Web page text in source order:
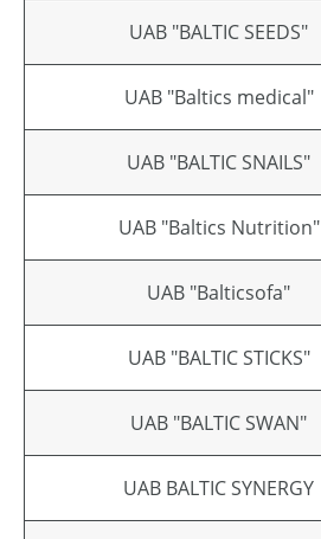
UAB "BALTIC SEEDS"
UAB "Baltics medical"
UAB "BALTIC SNAILS"
UAB "Baltics Nutrition"
UAB "Balticsofa"
UAB "BALTIC STICKS"
UAB "BALTIC SWAN"
UAB BALTIC SYNERGY